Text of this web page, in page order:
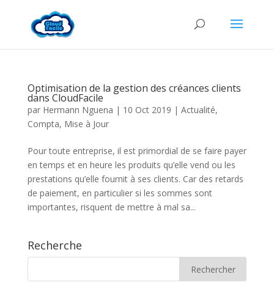
Optimisation de la gestion des créances clients
dans CloudFacile
par Hermann Nguena | 10 Oct 2019 | Actualité,
Compta, Mise à Jour
Pour toute entreprise, il est primordial de se faire payer
en temps et en heure les produits qu’elle vend ou les
prestations qu’elle fournit à ses clients. Car des retards
de paiement, en particulier si les sommes sont
importantes, risquent de mettre à mal sa...
Recherche